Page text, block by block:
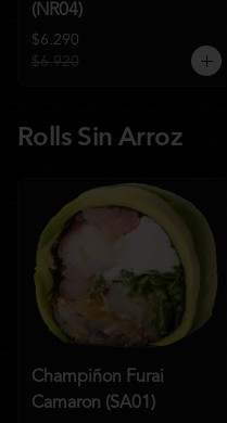
(NR04)
$6.290
$6.920
Rolls Sin Arroz
Champiñon Furai
Camaron (SA01)